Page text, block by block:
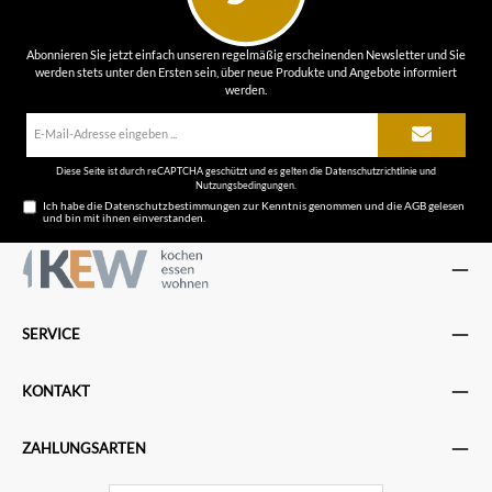
Abonnieren Sie jetzt einfach unseren regelmäßig erscheinenden Newsletter und Sie
werden stets unter den Ersten sein, über neue Produkte und Angebote informiert
werden.
Diese Seite ist durch reCAPTCHA geschützt und es gelten die Datenschutzrichtlinieund
Nutzungsbedingungen.
Ich habe dieDatenschutzbestimmungen zur Kenntnis genommen und dieAGBgelesen
und bin mit ihnen einverstanden.
SERVICE
KONTAKT
ZAHLUNGSARTEN